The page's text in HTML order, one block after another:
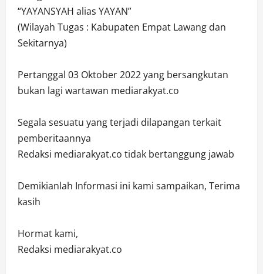
“YAYANSYAH alias YAYAN”
(Wilayah Tugas : Kabupaten Empat Lawang dan
Sekitarnya)
Pertanggal 03 Oktober 2022 yang bersangkutan
bukan lagi wartawan mediarakyat.co
Segala sesuatu yang terjadi dilapangan terkait
pemberitaannya
Redaksi mediarakyat.co tidak bertanggung jawab
Demikianlah Informasi ini kami sampaikan, Terima
kasih
Hormat kami,
Redaksi mediarakyat.co